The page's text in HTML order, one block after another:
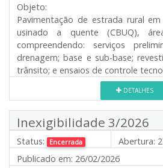
Objeto:
Pavimentação de estrada rural
usinado a quente (CBUQ),
compreendendo: serviços
drenagem; base e sub-base;
trânsito; e ensaios de controle
DETALHES
Inexigibilidade 3/2026
Status: Encerrada Abertura:
Publicado em: 26/02/2026